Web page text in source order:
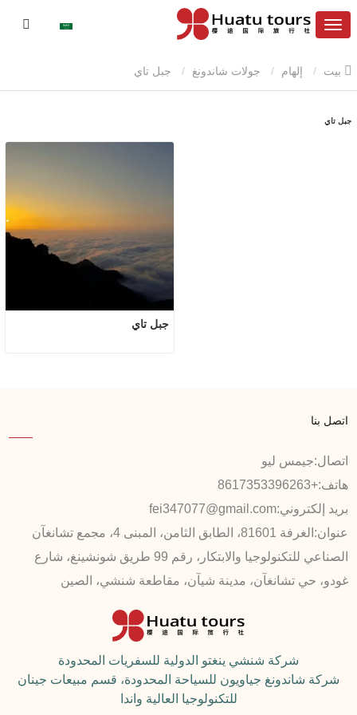
إلهام جولات شاندونغ
جبل تاي
جبل تاي
اتصل بنا
اتصال:جيمس ليو
هاتف:+8617353396263
بريد إلكتروني:fei347077@gmail.com
عنوان:
الغرفة 81601، الطابق الثامن، المبنى 4، مجمع تشانغآن
الصناعي للتكنولوجيا والابتكار، رقم 99 طريق شونشينغ، شارع
غودو، حي تشانغآن، مدينة شيآن، مقاطعة شنشي، الصين
شركة شنشي ينغتو الدولية للسفريات المحدودة
شركة شاندونغ جياويون للسياحة المحدودة، قسم مبيعات جينان
للتكنولوجيا العالية واندا